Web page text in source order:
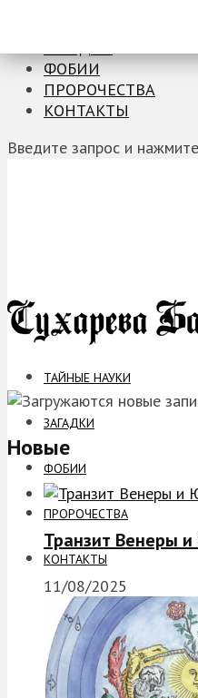
ФОБИИ
ПРОРОЧЕСТВА
КОНТАКТЫ
Введите запрос и
ТАЙНЫЕ НАУКИ
ЗАГАДКИ
ФОБИИ
ПРОРОЧЕСТВА
КОНТАКТЫ
Новые
Транзит Венеры
11/08/2025